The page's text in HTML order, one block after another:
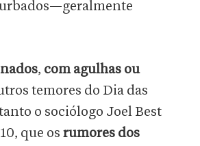
, com agulhas ou
temores do Dia das
o sociólogo Joel Best
que os rumores dos